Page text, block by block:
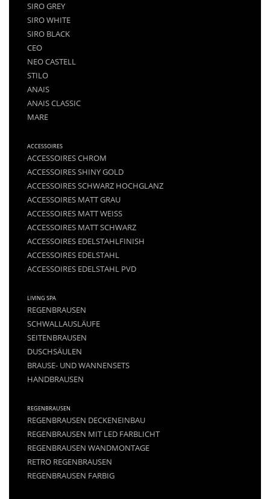
SIRO GREY
SIRO WHITE
SIRO BLACK
CEO
NEO CASTELL
STILO
ANAIS
ANAIS CLASSIC
MARE
ACCESSOIRES
ACCESSOIRES CHROM
ACCESSOIRES SHINY GOLD
ACCESSOIRES SCHWARZ HOCHGLANZ
ACCESSOIRES MATT GRAU
ACCESSOIRES MATT WEISS
ACCESSOIRES MATT SCHWARZ
ACCESSOIRES EDELSTAHLFINISH
ACCESSOIRES EDELSTAHL
ACCESSOIRES EDELSTAHL PVD
LIVING SPA
REGENBRAUSEN
SCHWALLAUSLÄUFE
SEITENBRAUSEN
DUSCHSÄULEN
BRAUSE- UND WANNENSETS
HANDBRAUSEN
REGENBRAUSEN
REGENBRAUSEN DECKENEINBAU
REGENBRAUSEN MIT LED FARBLICHT
REGENBRAUSEN WANDMONTAGE
RETRO REGENBRAUSEN
REGENBRAUSEN FARBIG